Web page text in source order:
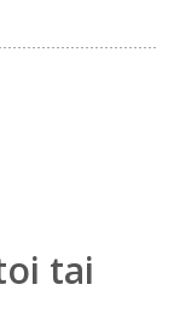
tai